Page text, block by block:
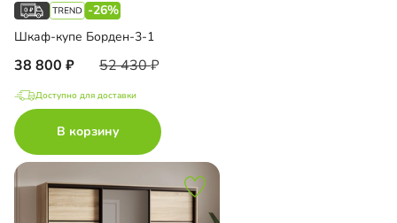
-26%
Шкаф-купе Борден-3-1
38 800 52 430
Доступно для доставки
В корзину